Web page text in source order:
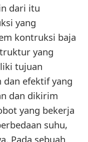
dari itu
yang
kontruksi baja
yang
tujuan
dan efektif yang
dan dikirim
yang bekerja
suhu,
Pada sebuah